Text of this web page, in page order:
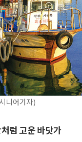
니어기자)
럼 고운 바닷가